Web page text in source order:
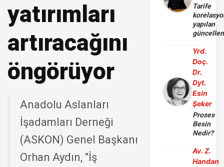
yatırımları
artıracağını
öngörüyor
Anadolu Aslanları
İşadamları Derneği
(ASKON) Genel Başkanı
Orhan Aydın, "İş
Tarife
yapılan
Yrd.
Doç.
Dr.
Dyt.
Esin
Şeker
Proses
Besin
Nedir?
Av. Z.
Handan